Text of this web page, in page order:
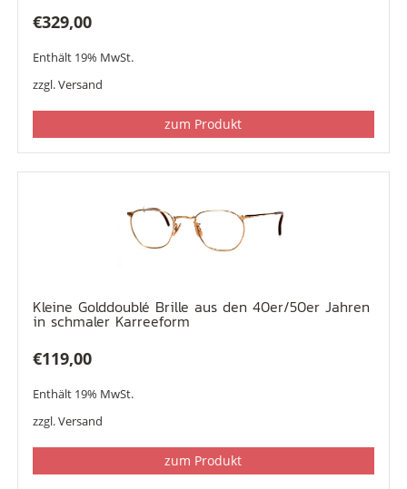
€329,00
Enthält 19% MwSt.
zzgl.Versand
zum Produkt
Kleine Golddoublé Brille aus den 40er/50er Jahren
in schmaler Karreeform
€119,00
Enthält 19% MwSt.
zzgl.Versand
zum Produkt